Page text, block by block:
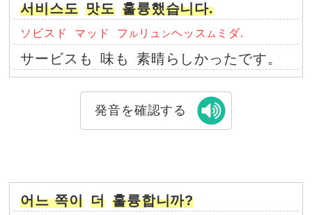
서비스도 맛도 훌륭했습니다.
ソビスド マッド フ ル リュ ンヘッス ム ミダ.
サービスも 味も 素晴らしかったです。
発音を確認する
어느 쪽이 더 훌륭합니까?